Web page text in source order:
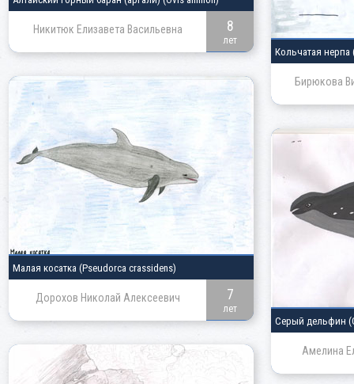
Никитюк Елизавета Васильевна 8
лет
Кольчатая нерпа
Бирюкова
Малая косатка (Pseudorca crassidens)
Дорохов Николай Алексеевич 7
лет
Серый дельфин
Амелина